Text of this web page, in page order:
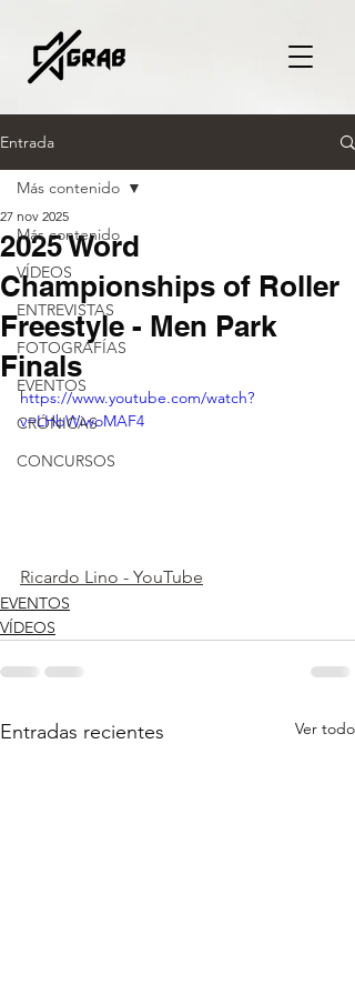
Entrada
Más contenido
VÍDEOS
ENTREVISTAS
FOTOGRAFÍAS
EVENTOS
CRÓNICAS
CONCURSOS
Más contenido
2025 Word
Championships of Roller
Freestyle - Men Park
Finals
27 nov 2025
https://www.youtube.com/watch?
v=LHbWiwoMAF4
Ricardo Lino - YouTube
EVENTOS
VÍDEOS
Entradas recientes Ver todo